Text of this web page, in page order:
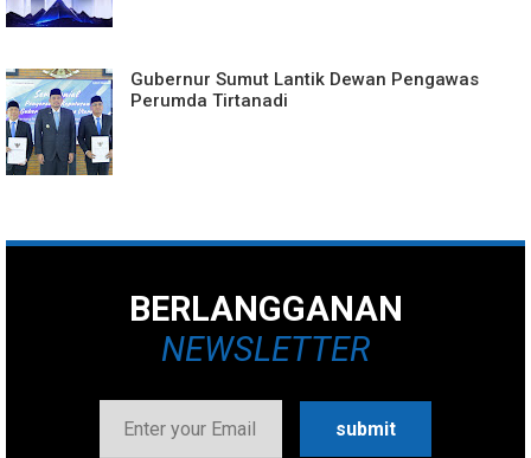
Gubernur Sumut Lantik Dewan Pengawas
Perumda Tirtanadi
BERLANGGANAN
NEWSLETTER